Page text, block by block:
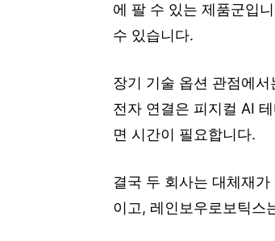
에 팔 수 있는 제품군입
수 있습니다.
장기 기술 옵션 관점에
전자 연결은 피지컬 AI
면 시간이 필요합니다.
결국 두 회사는 대체재
이고, 레인보우로보틱스